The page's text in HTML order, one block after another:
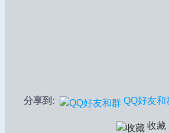
分享到: QQ好友和
收藏